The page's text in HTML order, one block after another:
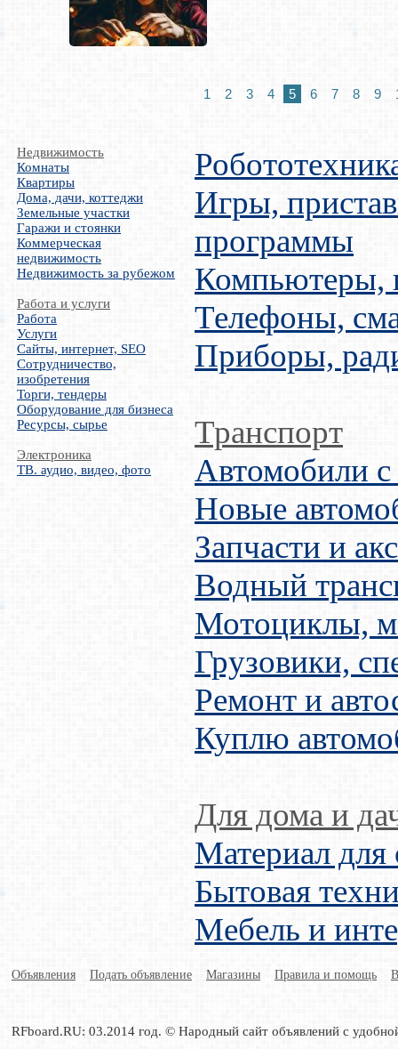
1 2 3 4 5 6 7 8 9
Недвижимость
Комнаты
Квартиры
Дома, дачи, коттеджи
Земельные участки
Гаражи и стоянки
Коммерческая
недвижимость
Недвижимость за рубежом
Работа и услуги
Работа
Услуги
Сайты, интернет, SEO
Сотрудничество,
изобретения
Торги, тендеры
Оборудование для бизнеса
Ресурсы, сырье
Электроника
ТВ. аудио, видео, фото
Игры,
программы
Компьютеры,
Телефоны,
Приборы,
Транспорт
Автомобили с
Новые
Запчасти и
Водный
Мотоциклы,
Грузовики,
Ремонт и
Куплю
Для дома и
Материал для
Бытовая
Мебель и
Объявления Подать объявление Магазины Правила и помощь
RFboard.RU: 03.2014 год. © Народный сайт объявлений с